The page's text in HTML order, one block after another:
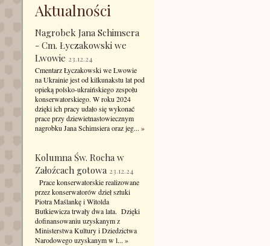
Aktualności
Nagrobek Jana Schimsera
- Cm. Łyczakowski we
Lwowie 23.12.24
Cmentarz Łyczakowski we Lwowie
na Ukrainie jest od kilkunakstu lat pod
opieką polsko-ukraińskiego zespołu
konserwatorskiego. W roku 2024
dzięki ich pracy udało się wykonać
prace przy dziewietnastowiecznym
nagrobku Jana Schimsiera oraz jeg... »
Kolumna Św. Rocha w
Załoźcach gotowa 23.12.24
Prace konserwatorskie realizowane
przez konserwatorów dzieł sztuki
Piotra Maślankę i Witolda
Butkiewicza trwały dwa lata. Dzięki
dofinansowaniu uzyskanym z
Ministerstwa Kultury i Dziedzictwa
Narodowego uzyskanym w l... »